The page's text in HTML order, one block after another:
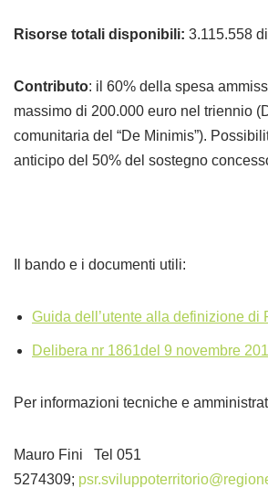
Risorse totali disponibili: 3.115.558
Contributo: il 60% della spesa
massimo di 200.000 euro nel triennio
comunitaria del “De Minimis”).
anticipo del 50% del sostegno
Il bando e i documenti utili:
Guida dell’utente alla definizione di
Delibera nr 1861del 9 novembre
Per informazioni tecniche e
Mauro Fini Tel 051
5274309;